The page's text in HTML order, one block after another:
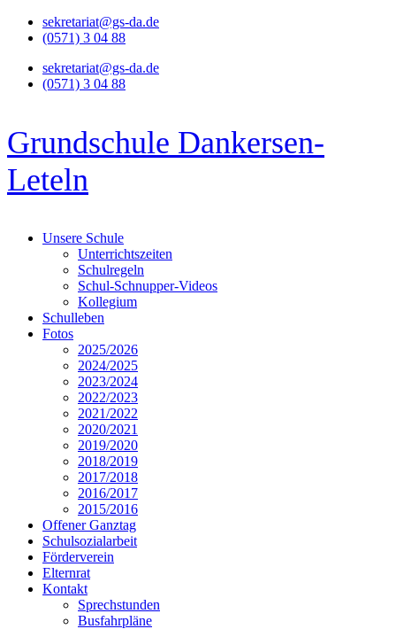
sekretariat@gs-da.de
(0571) 3 04 88
sekretariat@gs-da.de
(0571) 3 04 88
Grundschule Dankersen-
Leteln
Unsere Schule
Unterrichtszeiten
Schulregeln
Schul-Schnupper-Videos
Kollegium
Schulleben
Fotos
2025/2026
2024/2025
2023/2024
2022/2023
2021/2022
2020/2021
2019/2020
2018/2019
2017/2018
2016/2017
2015/2016
Offener Ganztag
Schulsozialarbeit
Förderverein
Elternrat
Kontakt
Sprechstunden
Busfahrpläne